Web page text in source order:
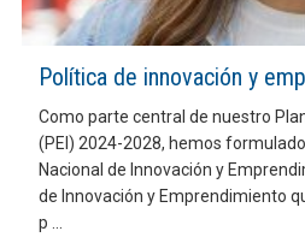
Política de innovación y
Como parte central de nuestro
(PEI) 2024-2028, hemos
Nacional de Innovación y
de Innovación y Emprendimiento
p ...